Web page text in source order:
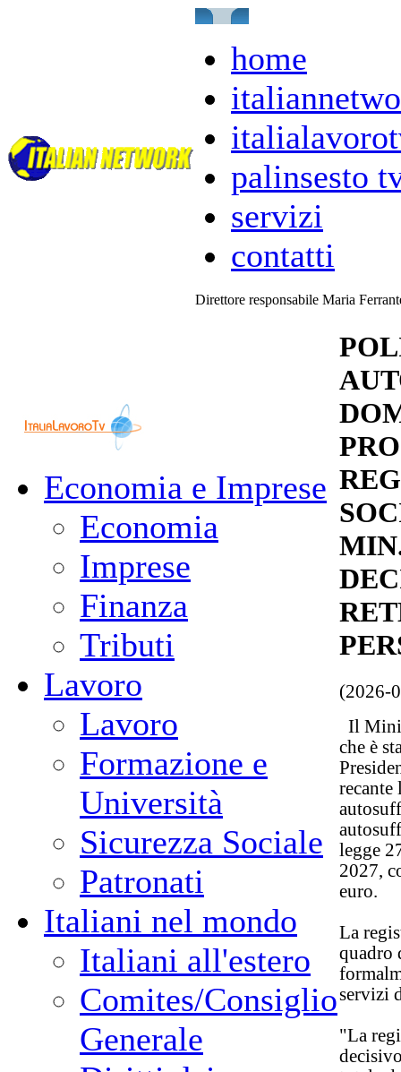
home
palinsesto
servizi
contatti
Direttore responsabile Maria
Economia e Imprese
Economia
Imprese
Finanza
Tributi
Lavoro
Lavoro
Formazione e
Università
Sicurezza Sociale
Patronati
Italiani nel mondo
Italiani all'estero
Comites/Consiglio
Generale
(2026-
Il
che è
recante
legge
2027,
euro.
La
quadro
servizi
"La